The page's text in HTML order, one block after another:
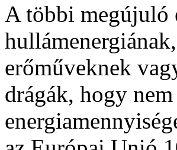
A többi megújuló
erőműveknek
drágák, hogy